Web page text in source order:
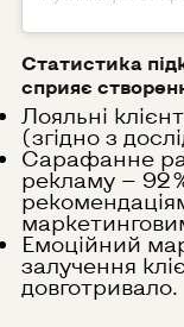
Статистика
сприяє
Лояльні
(згідно з
Сарафанне
рекламу — 92
Емоційний
залучення
довготривало.